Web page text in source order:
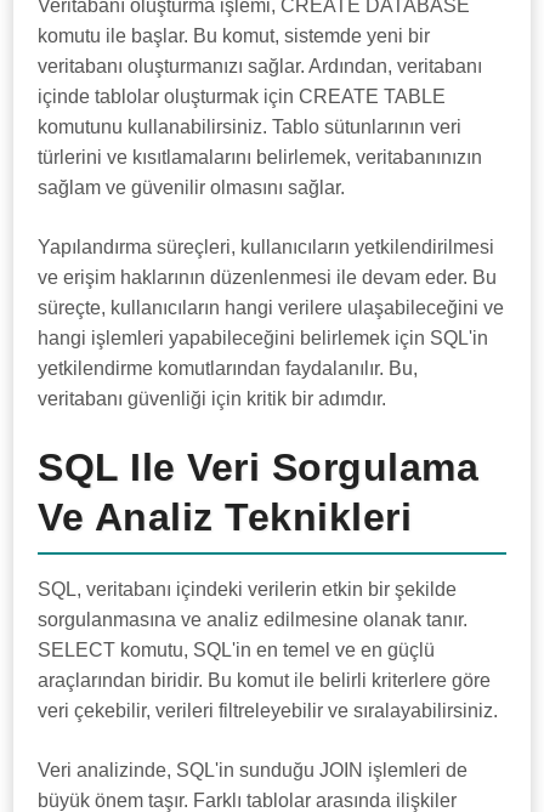
Veritabanı oluşturma işlemi, CREATE DATABASE
komutu ile başlar. Bu komut, sistemde yeni bir
veritabanı oluşturmanızı sağlar. Ardından, veritabanı
içinde tablolar oluşturmak için CREATE TABLE
komutunu kullanabilirsiniz. Tablo sütunlarının veri
türlerini ve kısıtlamalarını belirlemek, veritabanınızın
sağlam ve güvenilir olmasını sağlar.
Yapılandırma süreçleri, kullanıcıların yetkilendirilmesi
ve erişim haklarının düzenlenmesi ile devam eder. Bu
süreçte, kullanıcıların hangi verilere ulaşabileceğini ve
hangi işlemleri yapabileceğini belirlemek için SQL'in
yetkilendirme komutlarından faydalanılır. Bu,
veritabanı güvenliği için kritik bir adımdır.
SQL Ile Veri Sorgulama
Ve Analiz Teknikleri
SQL, veritabanı içindeki verilerin etkin bir şekilde
sorgulanmasına ve analiz edilmesine olanak tanır.
SELECT komutu, SQL'in en temel ve en güçlü
araçlarından biridir. Bu komut ile belirli kriterlere göre
veri çekebilir, verileri filtreleyebilir ve sıralayabilirsiniz.
Veri analizinde, SQL'in sunduğu JOIN işlemleri de
büyük önem taşır. Farklı tablolar arasında ilişkiler